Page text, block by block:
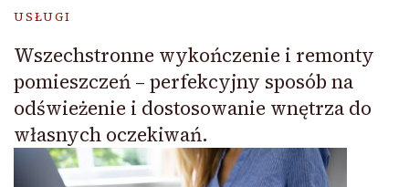
USŁUGI
Wszechstronne wykończenie i remonty
pomieszczeń – perfekcyjny sposób na
odświeżenie i dostosowanie wnętrza do
własnych oczekiwań.